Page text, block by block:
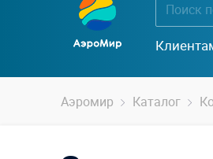
Аэромир Каталог